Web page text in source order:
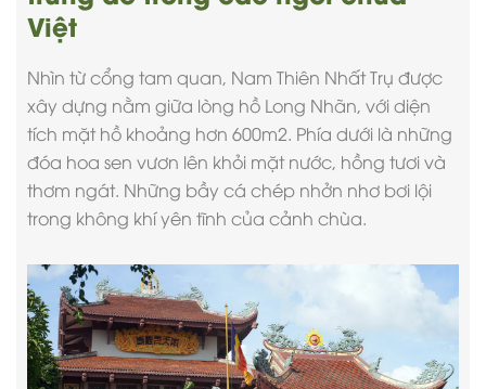
Việt
Nhìn từ cổng tam quan, Nam Thiên Nhất Trụ được
xây dựng nằm giữa lòng hồ Long Nhãn, với diện
tích mặt hồ khoảng hơn 600m2. Phía dưới là những
đóa hoa sen vươn lên khỏi mặt nước, hồng tươi và
thơm ngát. Những bầy cá chép nhởn nhơ bơi lội
trong không khí yên tĩnh của cảnh chùa.